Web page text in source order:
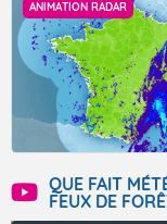
ANIMATION RADAR
QUE FAIT
FEUX DE